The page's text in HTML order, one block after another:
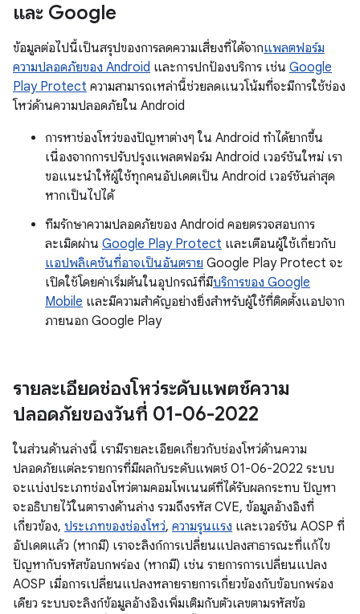
และ Google
ข้อมูลต่อไปนี้เป็นสรุปของการลดความเสี่ยงที่ได้จากแพลตฟอร์ม
ความปลอดภัยของ Android และการปกป้องบริการ เช่น Google
Play Protect ความสามารถเหล่านี้ช่วยลดแนวโน้มที่จะมีการใช้ช่อง
โหว่ด้านความปลอดภัยใน Android
การหาช่องโหว่ของปัญหาต่างๆ ใน Android ทำได้ยากขึ้น
เนื่องจากการปรับปรุงแพลตฟอร์ม Android เวอร์ชันใหม่ เรา
ขอแนะนำให้ผู้ใช้ทุกคนอัปเดตเป็น Android เวอร์ชันล่าสุด
หากเป็นไปได้
ทีมรักษาความปลอดภัยของ Android คอยตรวจสอบการ
ละเมิดผ่าน Google Play Protect และเตือนผู้ใช้เกี่ยวกับ
แอปพลิเคชันที่อาจเป็นอันตราย Google Play Protect จะ
เปิดใช้โดยค่าเริ่มต้นในอุปกรณ์ที่มีบริการของ Google
Mobile และมีความสำคัญอย่างยิ่งสำหรับผู้ใช้ที่ติดตั้งแอปจาก
ภายนอก Google Play
รายละเอียดช่องโหว่ระดับแพตช์ความ
ปลอดภัยของวันที่ 01-06-2022
ในส่วนด้านล่างนี้ เรามีรายละเอียดเกี่ยวกับช่องโหว่ด้านความ
ปลอดภัยแต่ละรายการที่มีผลกับระดับแพตช์ 01-06-2022 ระบบ
จะแบ่งประเภทช่องโหว่ตามคอมโพเนนต์ที่ได้รับผลกระทบ ปัญหา
จะอธิบายไว้ในตารางด้านล่าง รวมถึงรหัส CVE, ข้อมูลอ้างอิงที่
เกี่ยวข้อง, ประเภทของช่องโหว่, ความรุนแรง และเวอร์ชัน AOSP ที่
อัปเดตแล้ว (หากมี) เราจะลิงก์การเปลี่ยนแปลงสาธารณะที่แก้ไข
ปัญหากับรหัสข้อบกพร่อง (หากมี) เช่น รายการการเปลี่ยนแปลง
AOSP เมื่อการเปลี่ยนแปลงหลายรายการเกี่ยวข้องกับข้อบกพร่อง
เดียว ระบบจะลิงก์ข้อมูลอ้างอิงเพิ่มเติมกับตัวเลขตามรหัสข้อ